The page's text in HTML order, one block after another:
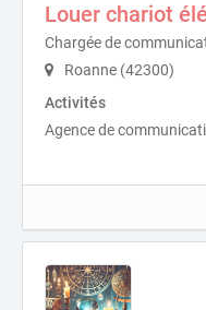
Louer chariot
Chargée de
Roanne (42300)
Activités
Agence de